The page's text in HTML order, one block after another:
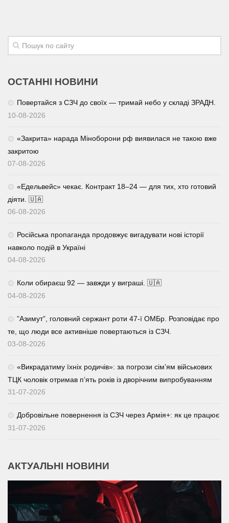
ОСТАННІ НОВИНИ
Повертайся з СЗЧ до своїх — тримай небо у складі ЗРАДН.
10-08-2026
«Закрита» нарада Міноборони рф виявилася не такою вже
закритою
07-08-2026
«Едельвейс» чекає. Контракт 18–24 — для тих, хто готовий
діяти. 🇺🇦
06-08-2026
Російська пропаганда продовжує вигадувати нові історії
навколо подій в Україні
04-08-2026
Коли обираєш 92 — завжди у виграші. 🇺🇦
04-08-2026
⁨”Азимут”, головний сержант роти 47-ї ОМБр. Розповідає про
те, що люди все активніше повертаються із СЗЧ.
03-08-2026
«Викрадатиму їхніх родичів»: за погрози сім’ям військових
ТЦК чоловік отримав п’ять років із дворічним випробуванням
31-07-2026
Добровільне повернення із СЗЧ через Армія+: як це працює
31-07-2026
АКТУАЛЬНІ НОВИНИ